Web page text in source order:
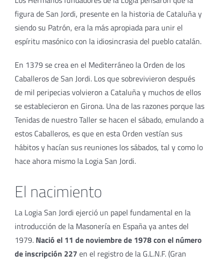
figura de San Jordi, presente en la historia de Cataluña y
siendo su Patrón, era la más apropiada para unir el
espíritu masónico con la idiosincrasia del pueblo catalán.
En 1379 se crea en el Mediterráneo la Orden de los
Caballeros de San Jordi. Los que sobrevivieron después
de mil peripecias volvieron a Cataluña y muchos de ellos
se establecieron en Girona. Una de las razones porque las
Tenidas de nuestro Taller se hacen el sábado, emulando a
estos Caballeros, es que en esta Orden vestían sus
hábitos y hacían sus reuniones los sábados, tal y como lo
hace ahora mismo la Logia San Jordi.
El nacimiento
La Logia San Jordi ejerció un papel fundamental en la
introducción de la Masonería en España ya antes del
1979. Nació el 11 de noviembre de 1978 con el número
de inscripción 227 en el registro de la G.L.N.F. (Gran